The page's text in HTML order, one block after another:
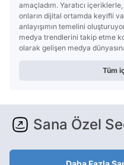
amaçladım. Yaratıcı
onların dijital ortamda keyifli
anlayışımın temelini
medya trendlerini takip etme
olarak gelişen medya
Tüm
Sana Özel